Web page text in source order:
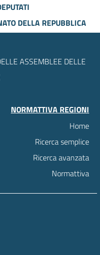
DELLA REPUBBLICA
ASSEMBLEE DELLE
NORMATTIVA REGIONI
Home
Ricerca semplice
Ricerca avanzata
Normattiva